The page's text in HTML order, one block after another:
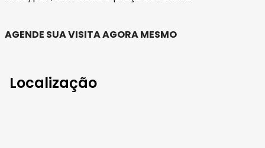
AGENDE SUA VISITA AGORA MESMO
Localização